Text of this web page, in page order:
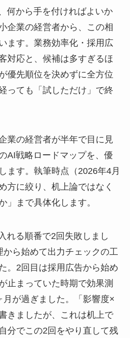
何から手を付ければよいか
業の経営者から、この相
ます。業務効率化・採用広
対応と、候補は多すぎるほ
優先順位を決めずに全方位
っても「試しただけ」で終
業の経営者が半年で目に見
AI戦略ロードマップを、優
ます。執筆時点（2026年4月
方に絞り、机上論ではなく
」まで具体化します。
れる順番で2回失敗しまし
ら始めて出力チェックの工
。2回目は採用広告から始め
止まっていた時期で効果測
が過ぎました。「影響度×
きましたが、これは机上で
分でこの2回をやり直して残